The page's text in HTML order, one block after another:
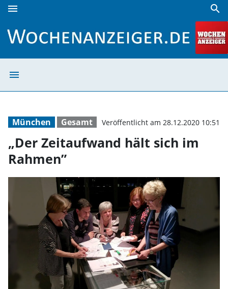
menu search
menu
München Gesamt Veröffentlicht am 28.12.2020 10:51
„Der Zeitaufwand hält sich im
Rahmen”